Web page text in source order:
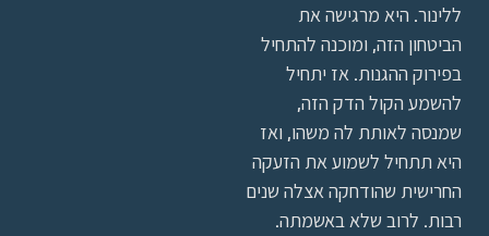
ללינור. היא מרגישה את
הביטחון הזה, ומוכנה להתחיל
בפירוק ההגנות. אז יתחיל
להשמע הקול הדק הזה,
שמנסה לאותת לה משהו, ואז
היא תתחיל לשמוע את הזעקה
החרישית שהודחקה אצלה שנים
רבות. לרוב שלא באשמתה.